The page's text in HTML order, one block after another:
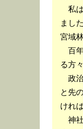
私は
まし
宮域
百年
る方
政治
と先
けれ
神社